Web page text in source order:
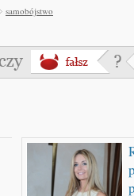
samobójstwo